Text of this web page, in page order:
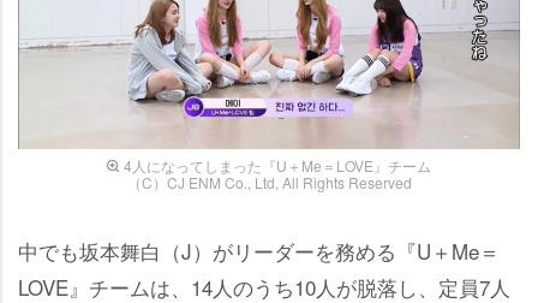
4人になってしまった『U＋Me＝LOVE』チーム
（C）CJ ENM Co., Ltd, All Rights Reserved
中でも坂本舞白（J）がリーダーを務める『U＋Me＝
LOVE』チームは、14人のうち10人が脱落し、定員7人